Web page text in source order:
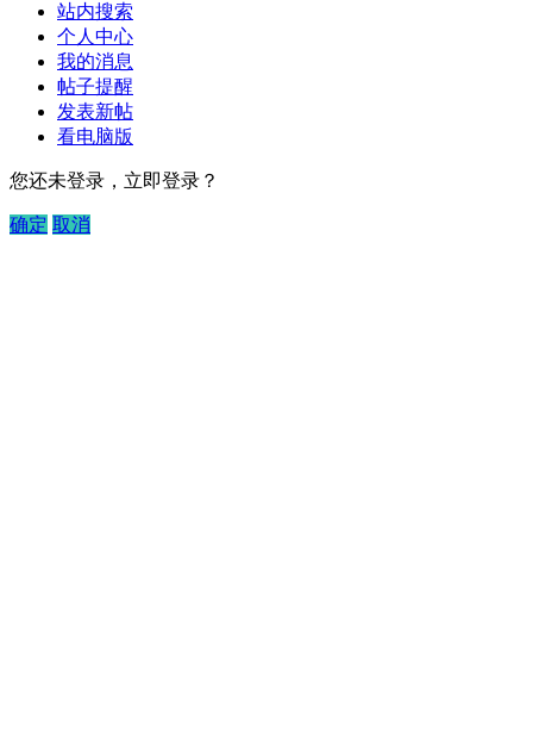
站内搜索
个人中心
我的消息
帖子提醒
发表新帖
看电脑版
您还未登录，立即登录？
确定 取消